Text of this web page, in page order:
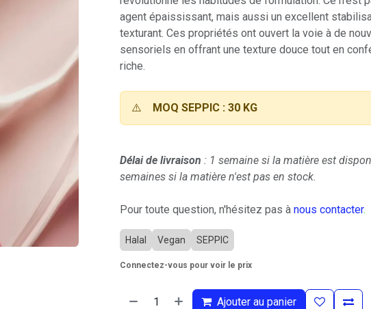
agent épaississant, mais aussi un excellent
texturant. Ces propriétés ont ouvert la voie à de
sensoriels en offrant une texture douce tout en
riche.
⚠️ MOQ SEPPIC : 30 KG
Délai de livraison : 1 semaine si la matière est
semaines si la matière n'est pas en stock.
Pour toute question, n'hésitez pas à nous contacter.
Halal Vegan SEPPIC
Connectez-vous pour voir le prix
Ajouter au panier